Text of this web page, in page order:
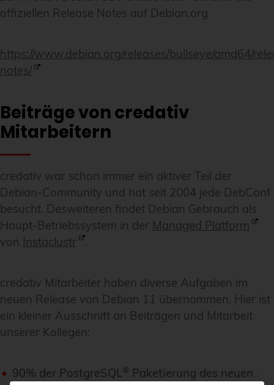
offiziellen Release Notes auf Debian.org
https://www.debian.org/releases/bullseye/amd64/
notes/
Beiträge von credativ
Mitarbeitern
credativ war schon immer ein aktiver Teil der
Debian-Community und hat seit 2004 jede DebConf
besucht. Desweiteren findet Debian Gebrauch als
Haupt-Betriebssystem in der Managed Platform
von Instaclustr .
credativ Mitarbeiter haben diverse Aufgaben im
neuen Release von Debian 11 übernommen. Hier ist
ein kleiner Ausschnitt an Beiträgen und Mitarbeit
unserer Kollegen:
90% der PostgreSQL ® Paketierung des neuen